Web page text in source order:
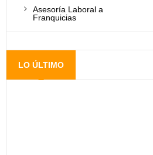
Asesoría Laboral a
Franquicias
LO ÚLTIMO